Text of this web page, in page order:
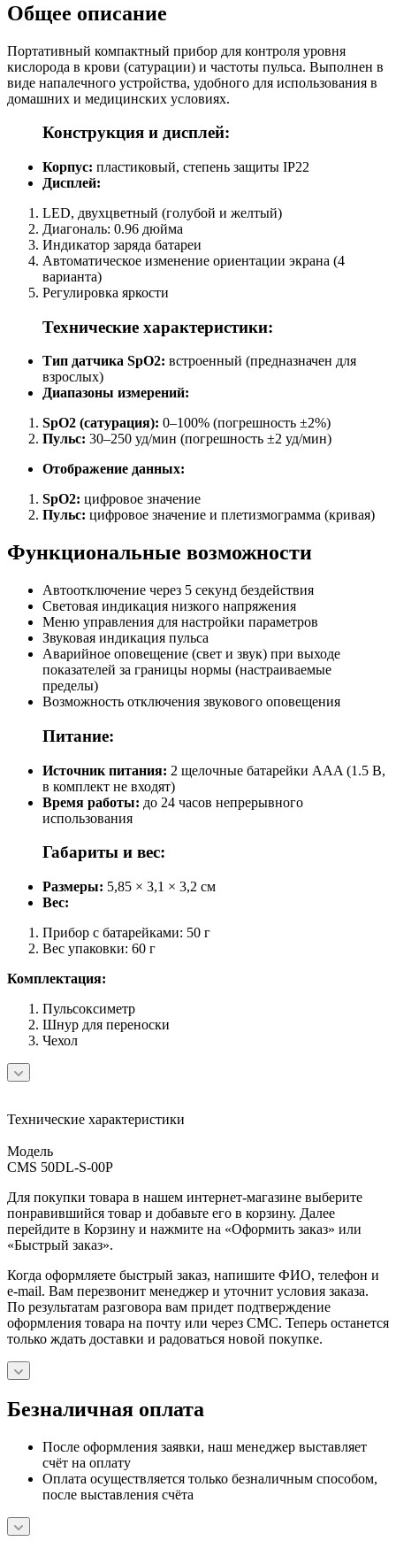
Общее описание
Портативный компактный прибор для контроля уровня
кислорода в крови (сатурации) и частоты пульса. Выполнен в
виде напалечного устройства, удобного для использования в
домашних и медицинских условиях.
Конструкция и дисплей:
Корпус: пластиковый, степень защиты IP22
Дисплей:
LED, двухцветный (голубой и желтый)
Диагональ: 0.96 дюйма
Индикатор заряда батареи
Автоматическое изменение ориентации экрана (4
варианта)
Регулировка яркости
Технические характеристики:
Тип датчика SpO2: встроенный (предназначен для
взрослых)
Диапазоны измерений:
SpO2 (сатурация): 0–100% (погрешность ±2%)
Пульс: 30–250 уд/мин (погрешность ±2 уд/мин)
Отображение данных:
SpO2: цифровое значение
Пульс: цифровое значение и плетизмограмма (кривая)
Функциональные возможности
Автоотключение через 5 секунд бездействия
Световая индикация низкого напряжения
Меню управления для настройки параметров
Звуковая индикация пульса
Аварийное оповещение (свет и звук) при выходе
показателей за границы нормы (настраиваемые
пределы)
Возможность отключения звукового оповещения
Питание:
Источник питания: 2 щелочные батарейки AAA (1.5 В,
в комплект не входят)
Время работы: до 24 часов непрерывного
использования
Габариты и вес:
Размеры: 5,85 × 3,1 × 3,2 см
Вес:
Прибор с батарейками: 50 г
Вес упаковки: 60 г
Комплектация:
Пульсоксиметр
Шнур для переноски
Чехол
Технические характеристики
Модель
CMS 50DL-S-00P
Для покупки товара в нашем интернет-магазине выберите
понравившийся товар и добавьте его в корзину. Далее
перейдите в Корзину и нажмите на «Оформить заказ» или
«Быстрый заказ».
Когда оформляете быстрый заказ, напишите ФИО, телефон и
e-mail. Вам перезвонит менеджер и уточнит условия заказа.
По результатам разговора вам придет подтверждение
оформления товара на почту или через СМС. Теперь останется
только ждать доставки и радоваться новой покупке.
Безналичная оплата
После оформления заявки, наш менеджер выставляет
счёт на оплату
Оплата осуществляется только безналичным способом,
после выставления счёта